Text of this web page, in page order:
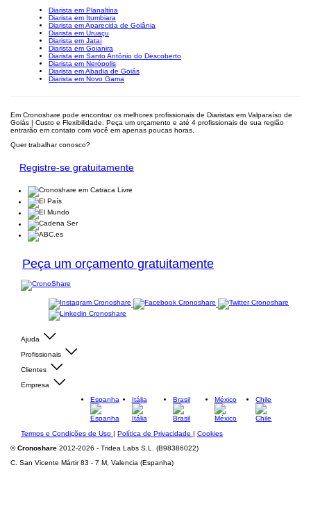
Diarista em Planaltina
Diarista em Itumbiara
Diarista em Aparecida de Goiânia
Diarista em Uruaçu
Diarista em Jataí
Diarista em Goianira
Diarista em Santo Antônio do Descoberto
Diarista em Nerópolis
Diarista em Abadia de Goiás
Diarista em Novo Gama
Em Cronoshare pode encontrar os melhores profissionais de Diaristas em Valparaíso de
Goiás | Custo e Flexibilidade. Peça um orçamento e até 4 profissionais de sua região
entrarão em contato com você em apenas poucas horas.
Quer trabalhar conosco?
Registre-se gratuitamente
Peça um orçamento gratuitamente
Ajuda
Profissionais
Clientes
Empresa
Espanha
Itália Brasil México Chile
Termos e Condições de Uso | Política de Privacidade | Cookies
©Cronoshare 2012-2026 - Tridea Labs S.L. (B98386022)
C. San Vicente Mártir 83 - 7 M, Valencia (Espanha)